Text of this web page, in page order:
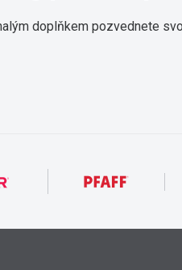
doplňkem pozvednete